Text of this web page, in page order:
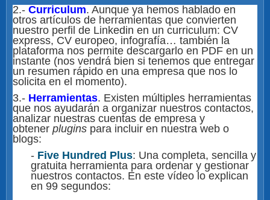
2.- Curriculum. Aunque ya hemos hablado en
otros artículos de herramientas que convierten
nuestro perfil de Linkedin en un curriculum: CV
express, CV europeo, infografía… también la
plataforma nos permite descargarlo en PDF en un
instante (nos vendrá bien si tenemos que entregar
un resumen rápido en una empresa que nos lo
solicita en el momento).
3.- Herramientas. Existen múltiples herramientas
que nos ayudarán a organizar nuestros contactos,
analizar nuestras cuentas de empresa y
obtener plugins para incluir en nuestra web o
blogs:
- Five Hundred Plus: Una completa, sencilla y
gratuita herramienta para ordenar y gestionar
nuestros contactos. En este vídeo lo explican
en 99 segundos: